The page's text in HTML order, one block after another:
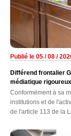
Publié le 05 / 08 /
Différend frontalier
médiatique rigoureux
Conformément à sa
institutions et de
de l'article 113 de la
principaux médias